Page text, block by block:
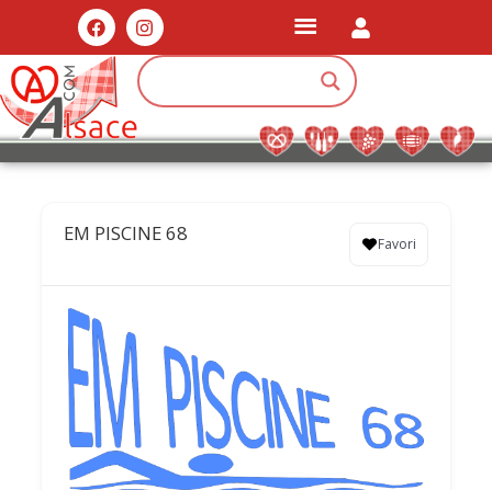
EM PISCINE 68 Favori